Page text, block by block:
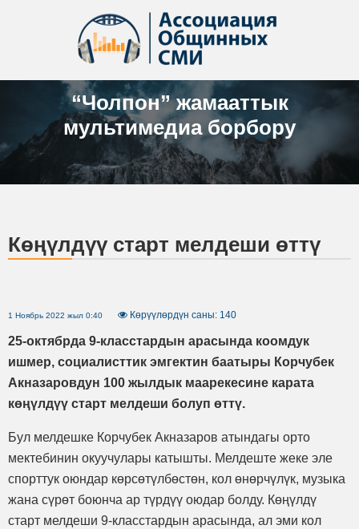
“Чолпон” жамааттык
мультимедиа борбору
Көңүлдүү старт мелдеши өттү
1 Ноябрь 2022 жыл 0:40 Көрүүлөрдүн саны: 140
25-октябрда 9-класстардын арасында коомдук
ишмер, социалисттик эмгектин баатыры Корчубек
Акназаровдун 100 жылдык маарекесине карата
көңүлдүү старт мелдеши болуп өттү.
Бул мелдешке Корчубек Акназаров атындагы орто
мектебинин окуучулары катышты. Мелдеште жеке эле
спорттук оюндар көрсөтүлбөстөн, кол өнөрчүлүк, музыка
жана сүрөт боюнча ар түрдүү оюдар болду. Көңүлдү
старт мелдеши 9-класстардын арасында, ал эми кол